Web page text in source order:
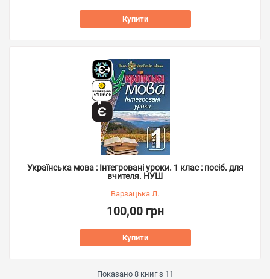
Купити
Українська мова : Інтегровані уроки. 1 клас : посіб. для
вчителя. НУШ
Варзацька Л.
100,00 грн
Купити
Показано 8книг з 11